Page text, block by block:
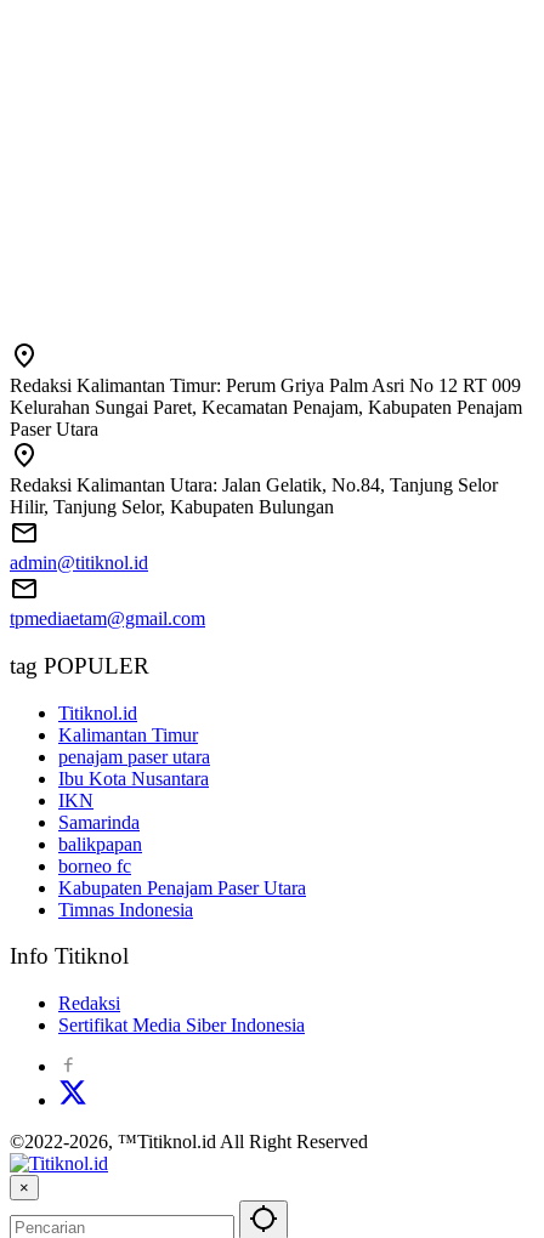
Redaksi Kalimantan Timur: Perum Griya Palm Asri No 12 RT 009
Kelurahan Sungai Paret, Kecamatan Penajam, Kabupaten Penajam
Paser Utara
Redaksi Kalimantan Utara: Jalan Gelatik, No.84, Tanjung Selor
Hilir, Tanjung Selor, Kabupaten Bulungan
admin@titiknol.id
tpmediaetam@gmail.com
tag POPULER
Titiknol.id
Kalimantan Timur
penajam paser utara
Ibu Kota Nusantara
IKN
Samarinda
balikpapan
borneo fc
Kabupaten Penajam Paser Utara
Timnas Indonesia
Info Titiknol
Redaksi
Sertifikat Media Siber Indonesia
©2022-2026, ™Titiknol.id All Right Reserved
×